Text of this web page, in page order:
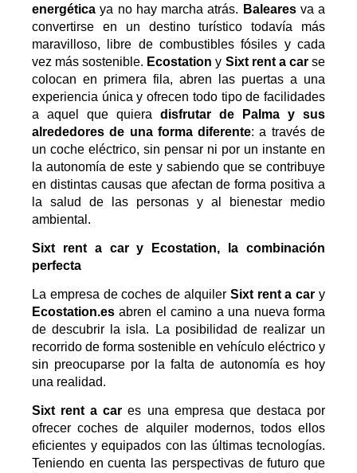
energética ya no hay marcha atrás. Baleares va a
convertirse en un destino turístico todavía más
maravilloso, libre de combustibles fósiles y cada
vez más sostenible. Ecostation y Sixtrent a carse
colocan en primera fila, abren las puertas a una
experiencia única y ofrecen todo tipo de facilidades
a aquel que quiera disfrutar de Palma y sus
alrededores de una forma diferente: a través de
un coche eléctrico, sin pensar ni por un instante en
la autonomía de este y sabiendo que se contribuye
en distintas causas que afectan de forma positiva a
la salud de las personas y al bienestar medio
ambiental.
Sixt rent a car y Ecostation, la combinación
perfecta
La empresa de coches de alquiler Sixt rent a car y
Ecostation.es abren el camino a una nueva forma
de descubrir la isla. La posibilidad de realizar un
recorrido de forma sostenible en vehículo eléctrico y
sin preocuparse por la falta de autonomía es hoy
una realidad.
Sixt rent a car es una empresa que destaca por
ofrecer coches de alquiler modernos, todos ellos
eficientes y equipados con las últimas tecnologías.
Teniendo en cuenta las perspectivas de futuro que